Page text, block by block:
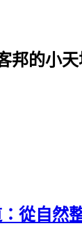
邦的小
從自然